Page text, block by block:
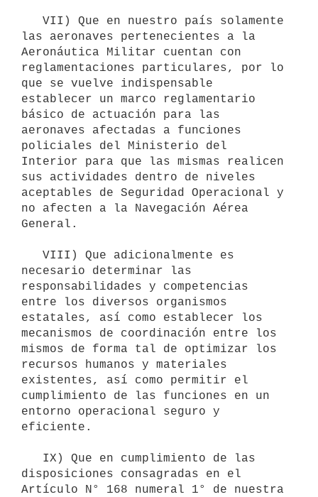
las aeronaves pertenecientes a la
Aeronáutica Militar cuentan con
reglamentaciones particulares, por lo
que se vuelve indispensable
establecer un marco reglamentario
básico de actuación para las
aeronaves afectadas a funciones
policiales del Ministerio del
Interior para que las mismas realicen
sus actividades dentro de niveles
aceptables de Seguridad Operacional y
no afecten a la Navegación Aérea
General.
necesario determinar las
responsabilidades y competencias
entre los diversos organismos
estatales, así como establecer los
mecanismos de coordinación entre los
mismos de forma tal de optimizar los
recursos humanos y materiales
existentes, así como permitir el
cumplimiento de las funciones en un
entorno operacional seguro y
eficiente.
disposiciones consagradas en el
Artículo N° 168 numeral 1° de nuestra